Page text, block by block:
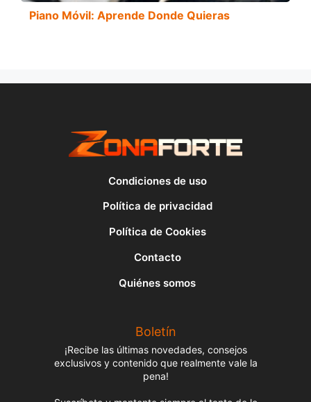
Piano Móvil: Aprende Donde Quieras
Condiciones de uso
Política de privacidad
Política de Cookies
Contacto
Quiénes somos
Boletín
¡Recibe las últimas novedades, consejos
exclusivos y contenido que realmente vale la
pena!